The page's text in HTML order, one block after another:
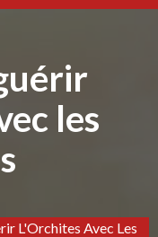
les
L'Orchites Avec Les